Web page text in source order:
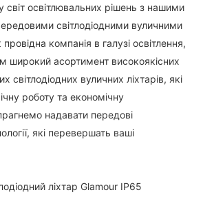
освітлювальних рішень з нашими
світлодіодними вуличними
компанія в галузі освітлення,
широкий асортимент високоякісних
світлодіодних вуличних ліхтарів, які
роботу та економічну
надавати передові
які перевершать ваші
ліхтар Glamour IP65